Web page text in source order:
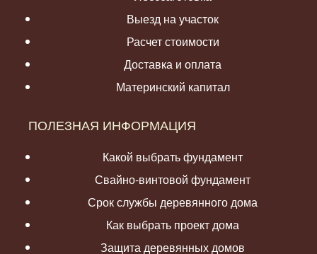
Выезд на участок
Расчет стоимости
Доставка и оплата
Материнский капитал
ПОЛЕЗНАЯ ИНФОРМАЦИЯ
Какой выбрать фундамент
Свайно-винтовой фундамент
Срок службы деревянного дома
Как выбрать проект дома
Защита деревянных домов